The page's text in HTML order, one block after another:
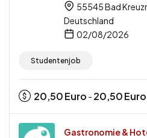
55545 Bad
Deutschland
02/08/2026
Studentenjob
20,50Euro - 20,50Euro
Gastronomie &